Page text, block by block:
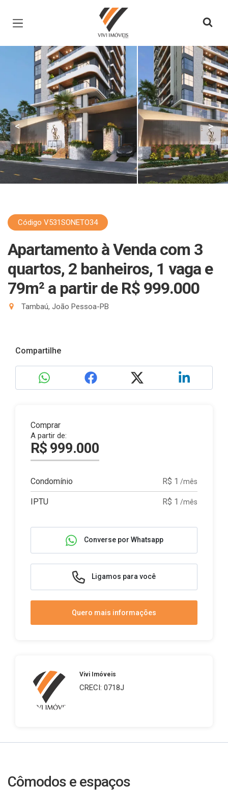
Página inicial
< >
Código V531SONETO34
Apartamento à Venda com 3
quartos, 2 banheiros, 1 vaga e
79m² a partir de R$ 999.000
Tambaú, João Pessoa-PB
Compartilhe
Comprar
A partir de:
R$ 999.000
Condomínio R$ 1 /mês
IPTU R$ 1 /mês
Converse por Whatsapp
Ligamos para você
Quero mais informações
Vivi Imóveis
CRECI: 0718J
Cômodos e espaços